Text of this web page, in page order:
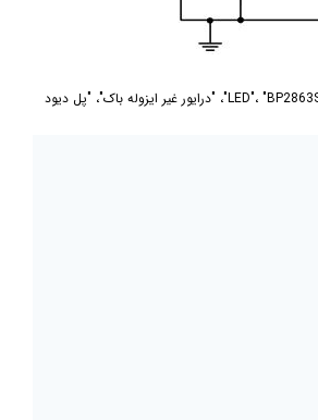
کلمات کلیدی :"آی سی درایور LED"، "BP2863S"، "درایور غیر ایزوله باک"، "پل دیود